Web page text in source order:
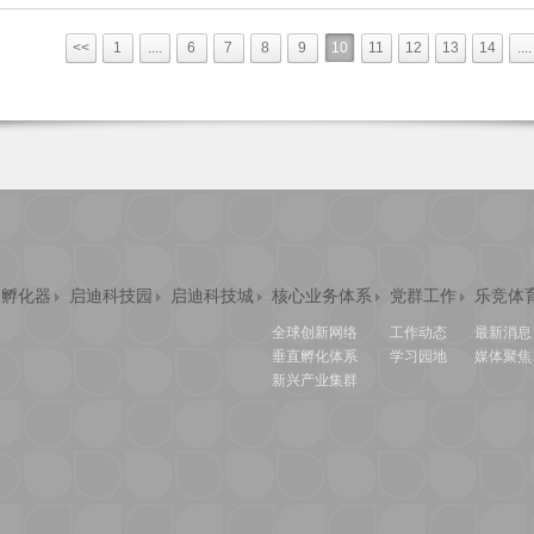
<< 1 .... 6 7 8 9 10 11 12 13 14 ....
化器 启迪科技园 启迪科技城 核心业务体系
全球创新网络
垂直孵化体系
新兴产业集群
党群工作
工作动态
学习园地
乐竞体
最新消息
媒体聚焦